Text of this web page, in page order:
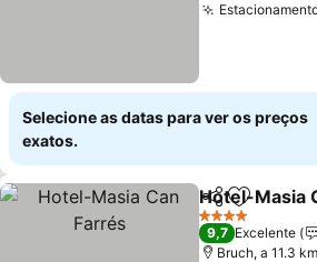
Selecione as datas para ver os preços
exatos.
Partilhar
Hotel-Masia
4 Estrelas
9,7 Excelente
Bruch, a 11.3